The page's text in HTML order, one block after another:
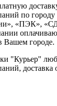
по
«ПЭК»,
Вашем городе.
"Курьер"
доставка